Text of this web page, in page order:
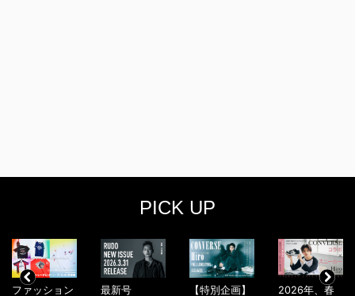
PICK UP
ファッション
最新号
【特別企画】
2026年、春